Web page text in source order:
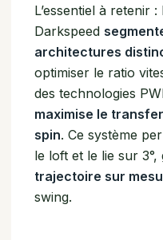
L’essentiel à retenir
Darkspeed
architectures
optimiser le ratio
des technologies
maximise le
spin. Ce système
le loft et le lie sur
trajectoire sur
swing.